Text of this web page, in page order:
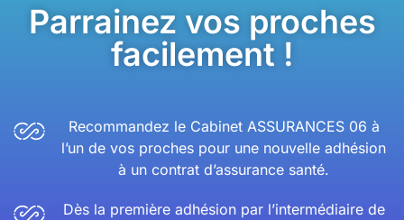
Parrainez vos proches
facilement !
Recommandez le Cabinet ASSURANCES 06 à
l’un de vos proches pour une nouvelle adhésion
à un contrat d’assurance santé.
Dès la première adhésion par l’intermédiaire de